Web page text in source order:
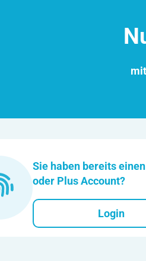
Sie haben bereits
oder Plus Account?
Login